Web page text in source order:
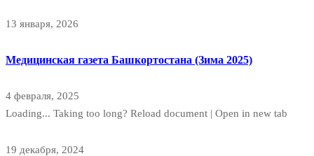
13 января, 2026
Медицинская газета Башкортостана (Зима 2025)
4 февраля, 2025
Loading... Taking too long? Reload document | Open in new tab
19 декабря, 2024